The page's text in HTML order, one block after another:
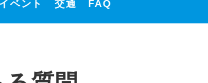
イベント 交通 FAQ